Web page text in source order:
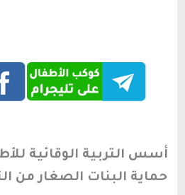
أسس التربية الوقائية
حماية البنات الصغار من